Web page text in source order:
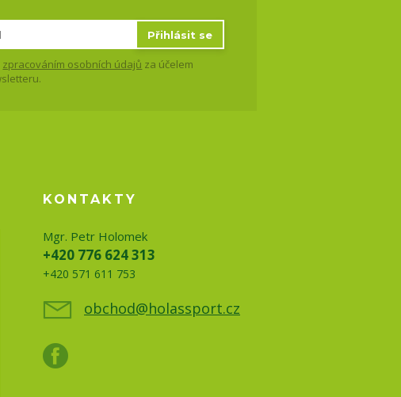
Přihlásit se
zpracováním osobních údajů za účelem
KONTAKTY
Mgr. Petr Holomek
+420 776 624 313
+420 571 611 753
obchod@holassport.cz